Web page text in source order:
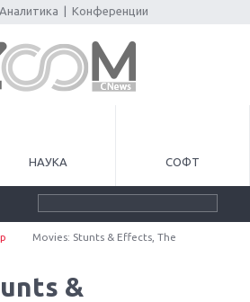
Аналитика Конференции
НАУКА СОФТ
Movies: Stunts & Effects, The
&